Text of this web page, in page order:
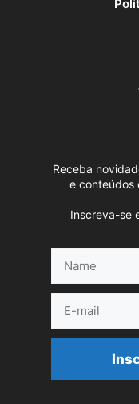
Receba
e conteúdos
Inscreva-se
mail